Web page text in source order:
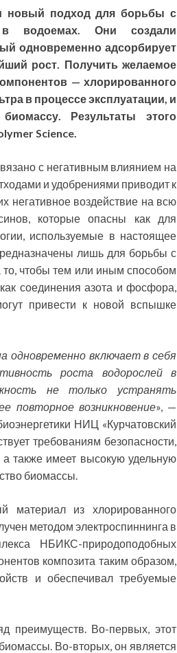
новый подход для борьбы с
в водоемах. Они создали
одновременно адсорбирует
рост. Получить желаемое
— хлорированного
в процессе эксплуатации, и
Результаты этого
Science.
с негативным влиянием на
и удобрениями приводит к
негативное воздействие на всю
которые опасны как для
используемые в настоящее
лишь для борьбы с
чтобы тем или иным способом
соединения азота и фосфора,
привести к новой вспышке
одновременно включает в себя
роста водорослей в
не только устранять
повторное возникновение», —
НИЦ «Курчатовский
требованиям безопасности,
а также имеет высокую удельную
биомассы.
материал из хлорированного
методом электроспиннинга в
НБИКС-природоподобных
композита таким образом,
и обеспечивал требуемые
преимуществ. Во-первых, этот
Во-вторых, он является